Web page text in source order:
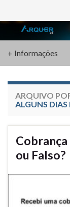
+ Informações
ARQUIVO
ALGUNS DIAS
ou Falso?